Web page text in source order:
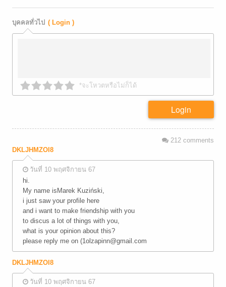
บุคคลทั่วไป ( Login )
*จะโหวตหรือไม่ก็ได้
Login
212comments
DKLJHMZOI8
วันที่ 10 พฤศจิกายน 67
hi.
My name isMarek Kuziński,
i just saw your profile here
and i want to make friendship with you
to discus a lot of things with you,
what is your opinion about this?
please reply me on (1olzapinn@gmail.com
DKLJHMZOI8
วันที่ 10 พฤศจิกายน 67